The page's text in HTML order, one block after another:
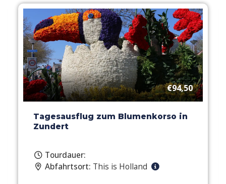
€94,50
Tagesausflug zum Blumenkorso in
Zundert
Tourdauer:
Abfahrtsort: This is Holland